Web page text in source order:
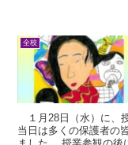
全校
１月28日（水）に、
当日は多くの保護者の